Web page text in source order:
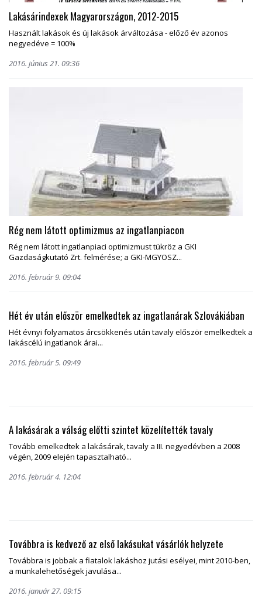
Lakásárindexek Magyarországon, 2012-2015
Használt lakások és új lakások árváltozása - előző év azonos
negyedéve = 100%
2016. június 21. 09:36
Rég nem látott optimizmus az ingatlanpiacon
Rég nem látott ingatlanpiaci optimizmust tükröz a GKI
Gazdaságkutató Zrt. felmérése; a GKI-MGYOSZ...
2016. február 9. 09:04
Hét év után először emelkedtek az ingatlanárak Szlovákiában
Hét évnyi folyamatos árcsökkenés után tavaly először emelkedtek a
lakáscélú ingatlanok árai...
2016. február 5. 09:49
A lakásárak a válság előtti szintet közelítették tavaly
Tovább emelkedtek a lakásárak, tavaly a III. negyedévben a 2008
végén, 2009 elején tapasztalható...
2016. február 4. 12:04
Továbbra is kedvező az első lakásukat vásárlók helyzete
Továbbra is jobbak a fiatalok lakáshoz jutási esélyei, mint 2010-ben,
a munkalehetőségek javulása...
2016. január 27. 09:15